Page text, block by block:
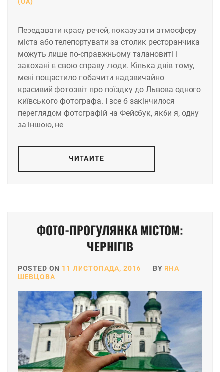
(UA)
Передавати красу речей, показувати атмосферу
міста або телепортувати за столик ресторанчика
можуть лише по-справжньому талановиті і
закохані в свою справу люди. Кілька днів тому,
мені пощастило побачити надзвичайно
красивий фотозвіт про поїздку до Львова одного
київського фотографа. І все б закінчилося
переглядом фотографій на Фейсбук, якби я, одну
за іншою, не
ЧИТАЙТЕ
ФОТО-ПРОГУЛЯНКА МІСТОМ:
ЧЕРНІГІВ
POSTED ON 11 ЛИСТОПАДА, 2016 BY ЯНА
ШЕВЦОВА